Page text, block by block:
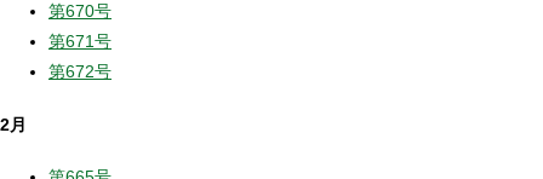
第670号
第671号
第672号
2月